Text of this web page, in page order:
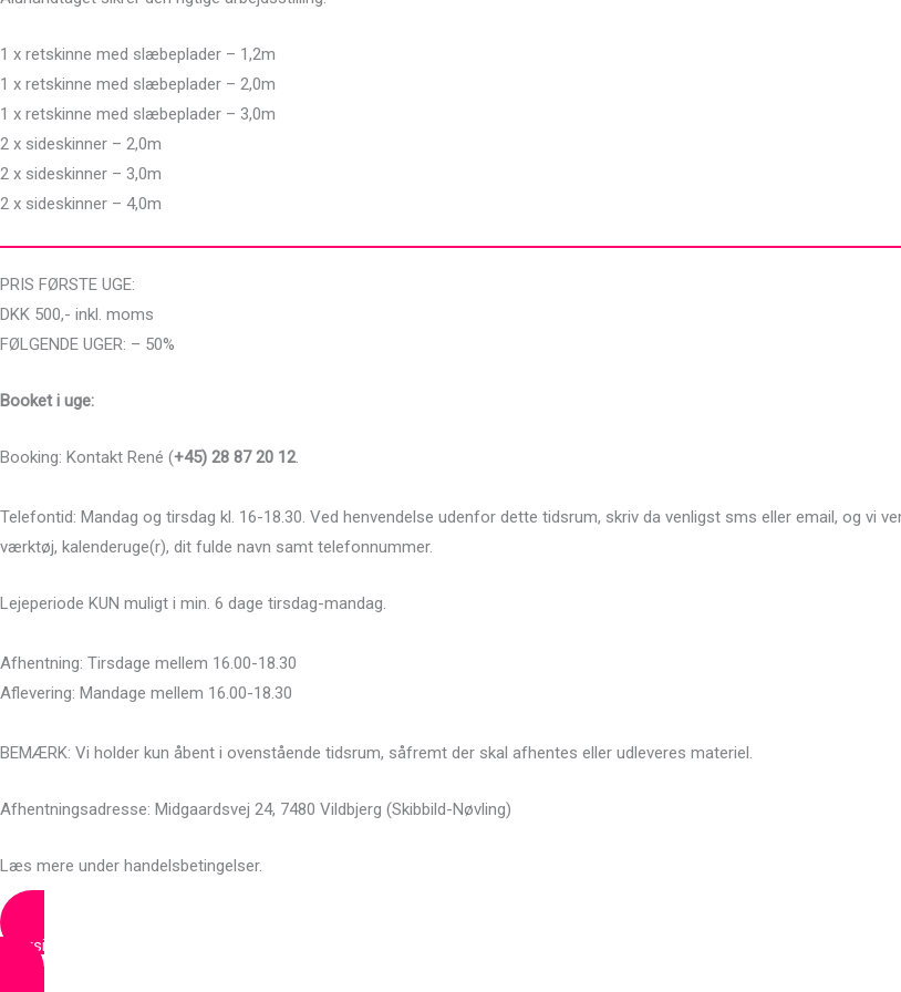
1 x retskinne med slæbeplader – 1,2m
1 x retskinne med slæbeplader – 2,0m
1 x retskinne med slæbeplader – 3,0m
2 x sideskinner – 2,0m
2 x sideskinner – 3,0m
2 x sideskinner – 4,0m
PRIS FØRSTE UGE:
DKK 500,- inkl. moms
FØLGENDE UGER: – 50%
Booket i uge:
Booking: Kontakt René (+45) 28 87 20 12.
Telefontid: Mandag og tirsdag kl. 16-18.30. Ved henvendelse udenfor dette tidsrum, skriv da venligst sms eller email, og vi
værktøj, kalenderuge(r), dit fulde navn samt telefonnummer.
Lejeperiode KUN muligt i min. 6 dage tirsdag-mandag.
Afhentning: Tirsdage mellem 16.00-18.30
Aflevering: Mandage mellem 16.00-18.30
BEMÆRK: Vi holder kun åbent i ovenstående tidsrum, såfremt der skal afhentes eller udleveres materiel.
Afhentningsadresse: Midgaardsvej 24, 7480 Vildbjerg (Skibbild-Nøvling)
Læs mere under handelsbetingelser.
Oversigt – All Prostitools